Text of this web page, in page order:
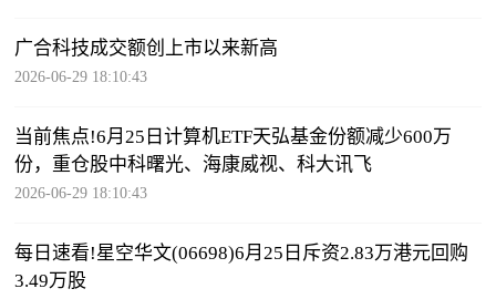
广合科技成交额创上市以来新高
2026-06-29 18:10:43
当前焦点!6月25日计算机ETF天弘基金份额减少600万
份，重仓股中科曙光、海康威视、科大讯飞
2026-06-29 18:10:43
每日速看!星空华文(06698)6月25日斥资2.83万港元回购
3.49万股